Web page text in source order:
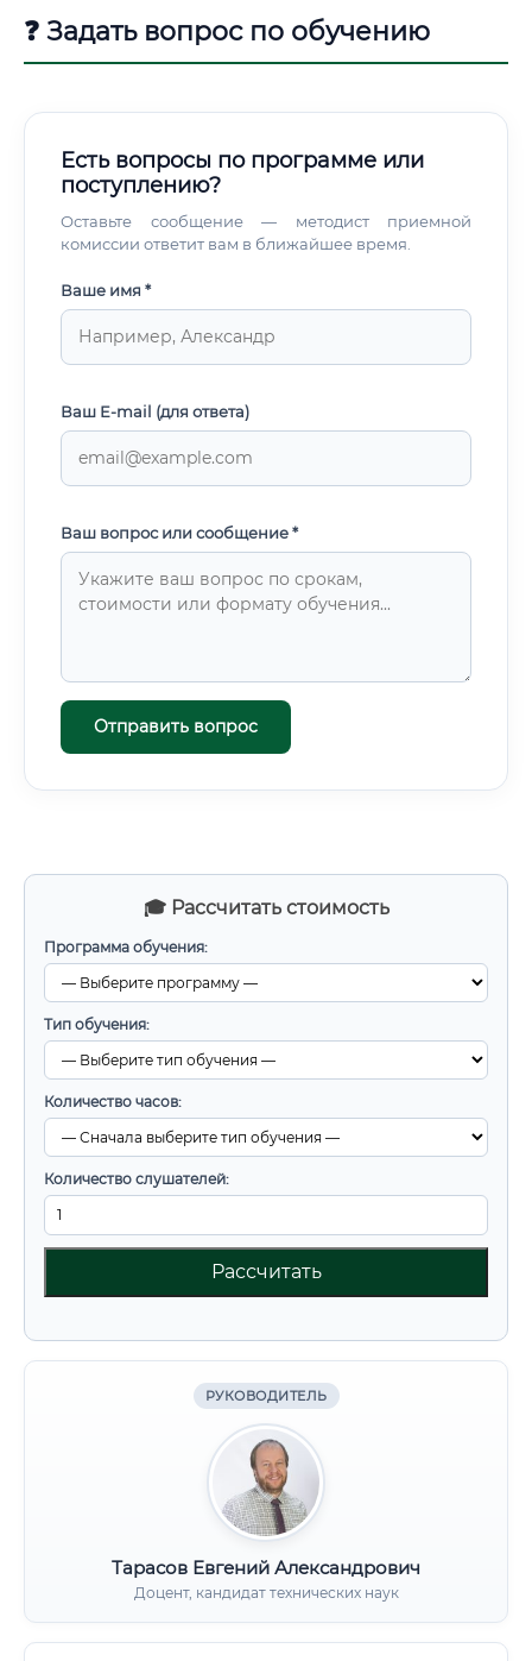
🎓 Рассчитать стоимость
Программа обучения:
Тип обучения:
Количество часов:
Количество слушателей:
Рассчитать
РУКОВОДИТЕЛЬ
Тарасов Евгений Александрович
Доцент, кандидат технических наук
❓ Задать вопрос по обучению
Есть вопросы по программе или
поступлению?
Оставьте сообщение — методист приемной
комиссии ответит вам в ближайшее время.
Ваше имя *
Ваш E-mail (для ответа)
Ваш вопрос или сообщение *
Отправить вопрос